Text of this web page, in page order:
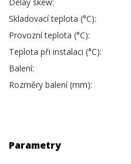
Skladovací teplota (°C):
Provozní teplota (°C):
Teplota při instalaci (°C):
Balení:
Rozměry balení (mm):
Parametry